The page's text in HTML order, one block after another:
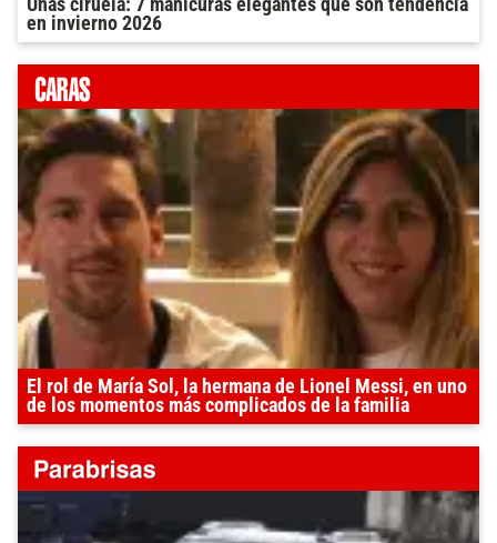
Uñas ciruela: 7 manicuras elegantes que son tendencia
en invierno 2026
El rol de María Sol, la hermana de Lionel Messi, en uno
de los momentos más complicados de la familia